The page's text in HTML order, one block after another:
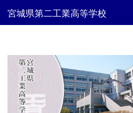
宮城県第二工業高等学校